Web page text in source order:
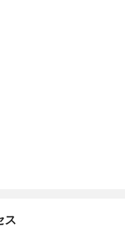
ス